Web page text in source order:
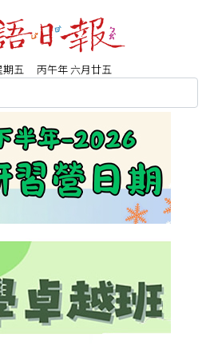
期五 丙午年 六月廿五